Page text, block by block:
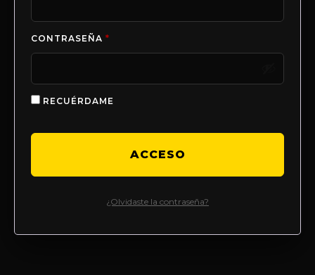
CONTRASEÑA *
RECUÉRDAME
ACCESO
¿Olvidaste la contraseña?